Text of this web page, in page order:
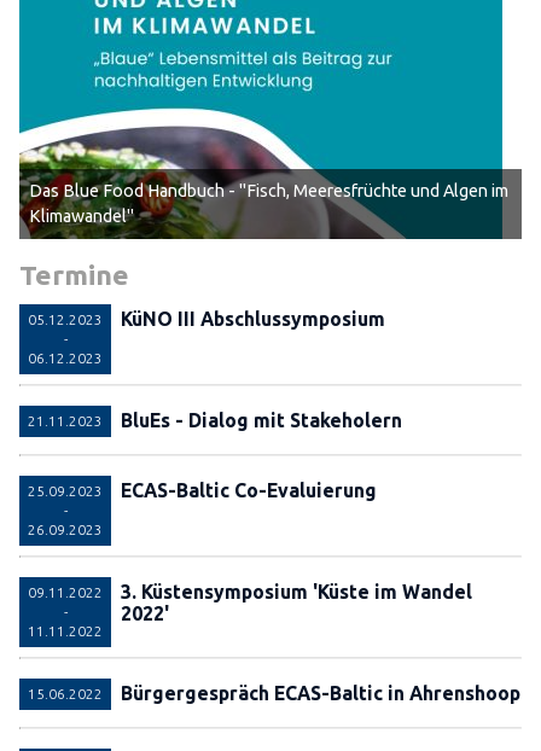
Das Blue Food Handbuch - "Fisch, Meeresfrüchte und Algen im
Klimawandel"
Termine
05.12.2023
-
06.12.2023
KüNO III Abschlussymposium
21.11.2023 BluEs - Dialog mit Stakeholern
25.09.2023
-
26.09.2023
ECAS-Baltic Co-Evaluierung
09.11.2022
-
11.11.2022
3. Küstensymposium 'Küste im Wandel
2022'
15.06.2022 Bürgergespräch ECAS-Baltic in Ahrenshoop